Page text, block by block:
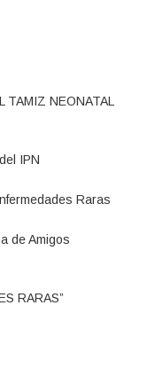
TAMIZ NEONATAL
IPN
Raras
de Amigos
RARAS”